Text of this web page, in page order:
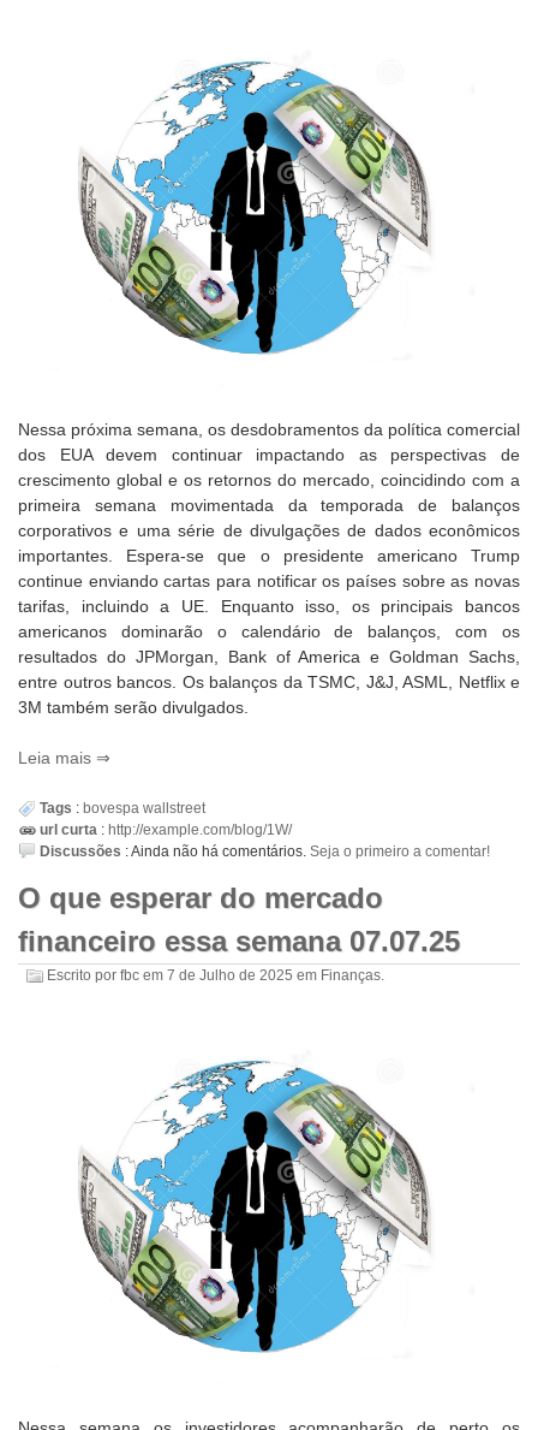
Nessa próxima semana, os desdobramentos da política comercial
dos EUA devem continuar impactando as perspectivas de
crescimento global e os retornos do mercado, coincidindo com a
primeira semana movimentada da temporada de balanços
corporativos e uma série de divulgações de dados econômicos
importantes. Espera-se que o presidente americano Trump
continue enviando cartas para notificar os países sobre as novas
tarifas, incluindo a UE. Enquanto isso, os principais bancos
americanos dominarão o calendário de balanços, com os
resultados do JPMorgan, Bank of America e Goldman Sachs,
entre outros bancos. Os balanços da TSMC, J&J, ASML, Netflix e
3M também serão divulgados.
Leia mais
Tags : bovespa wallstreet
url curta : http://example.com/blog/1W/
Discussões :Ainda não há comentários. Seja o primeiro a comentar!
O que esperar do mercado
financeiro essa semana 07.07.25
Escrito por fbc em 7 de Julho de 2025 em Finanças